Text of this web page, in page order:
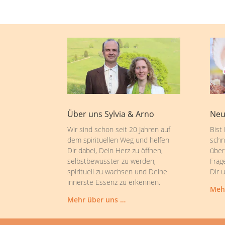
Über uns Sylvia & Arno
Wir sind schon seit 20 Jahren auf
dem spirituellen Weg und helfen
Dir dabei, Dein Herz zu öffnen,
selbstbewusster zu werden,
spirituell zu wachsen und Deine
innerste Essenz zu erkennen.
Mehr über uns …
Bist
Dir